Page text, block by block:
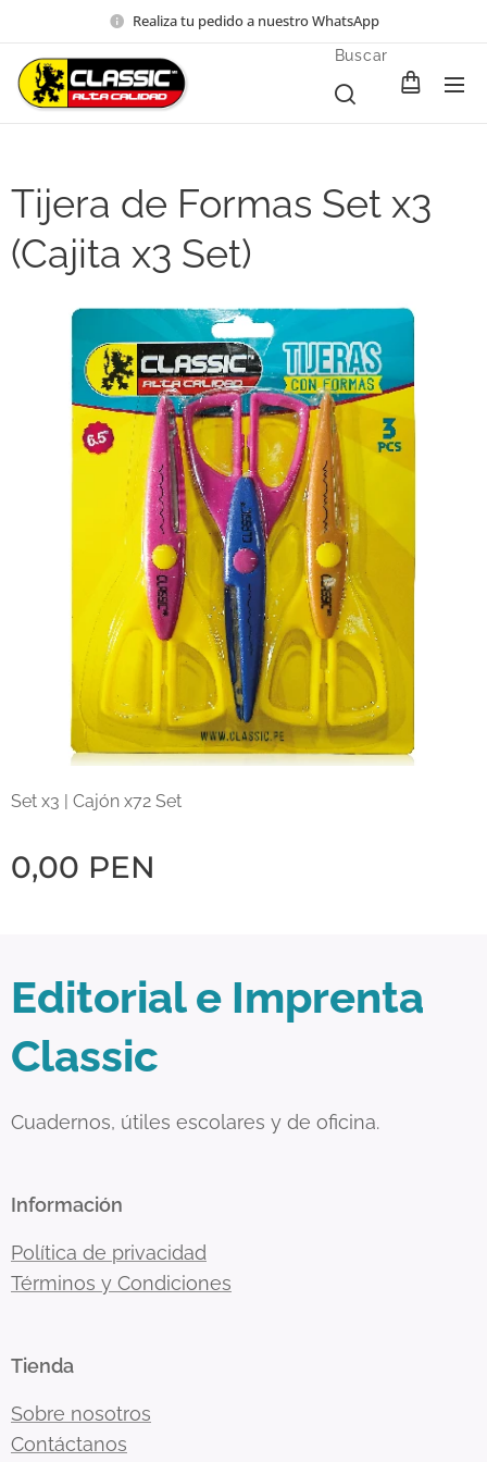
Realiza tu pedido a nuestro WhatsApp
Buscar
Tijera de Formas Set x3
(Cajita x3 Set)
Set x3 | Cajón x72 Set
0,00 PEN
Editorial e Imprenta
Classic
Cuadernos, útiles escolares y de oficina.
Información
Política de privacidad
Términos y Condiciones
Tienda
Sobre nosotros
Contáctanos